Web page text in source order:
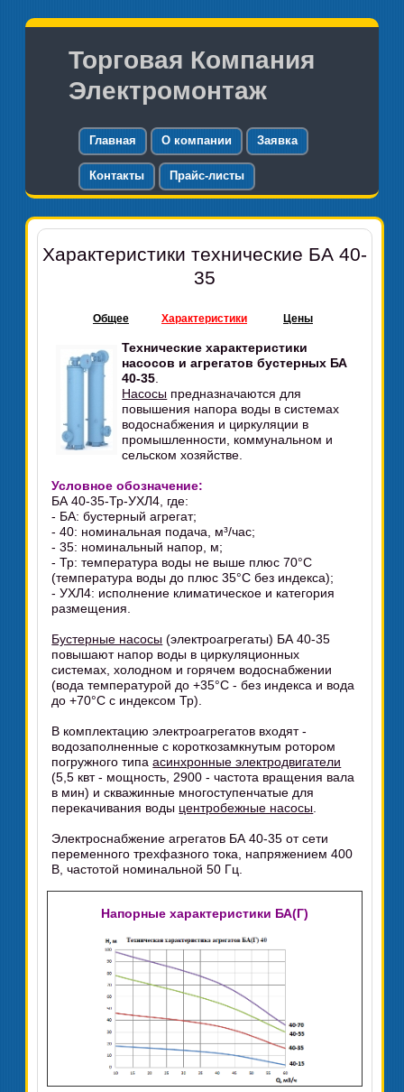
Торговая Компания
Электромонтаж
Главная О компании Заявка
Контакты Прайс-листы
Характеристики технические БА 40-
35
Общее Характеристики Цены
Технические характеристики
насосов и агрегатов бустерных БА
40-35
Насосы предназначаются для
повышения напора воды в системах
водоснабжения и циркуляции в
промышленности, коммунальном и
сельском хозяйстве.
Условное обозначение:
БА 40-35-Тр-УХЛ4, где:
- БА: бустерный агрегат;
- 40: номинальная подача, м³/час;
- 35: номинальный напор, м;
- Тр: температура воды не выше плюс 70°C
(температура воды до плюс 35°C без индекса);
- УХЛ4: исполнение климатическое и категория
размещения.
Бустерные насосы (электроагрегаты) БА 40-35
повышают напор воды в циркуляционных
системах, холодном и горячем водоснабжении
(вода температурой до +35°C - без индекса и вода
до +70°C с индексом Тр).
В комплектацию электроагрегатов входят -
водозаполненные с короткозамкнутым ротором
погружного типаасинхронные электродвигатели
(5,5 квт - мощность, 2900 - частота вращения вала
в мин) и скважинные многоступенчатые для
перекачивания воды центробежные насосы
Электроснабжение агрегатов БА 40-35 от сети
переменного трехфазного тока, напряжением 400
В, частотой номинальной 50 Гц.
Напорные характеристики БА(Г)